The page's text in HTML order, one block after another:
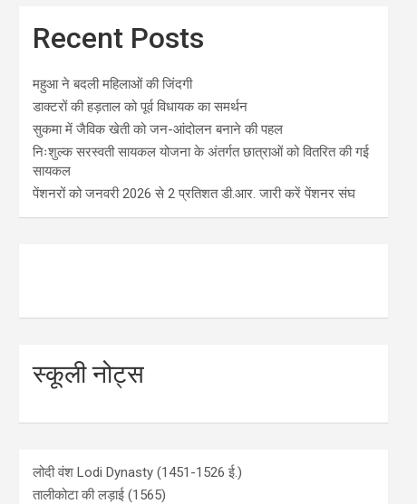
Recent Posts
महुआ ने बदली महिलाओं की जिंदगी
डाक्टरों की हड़ताल को पूर्व विधायक का समर्थन
सुकमा में जैविक खेती को जन-आंदोलन बनाने की पहल
निःशुल्क सरस्वती सायकल योजना के अंतर्गत छात्राओं को वितरित की गई
सायकल
पेंशनरों को जनवरी 2026 से 2 प्रतिशत डी.आर. जारी करें पेंशनर संघ
स्कूली नोट्स
लोदी वंश Lodi Dynasty (1451-1526 ई.)
तालीकोटा की लड़ाई (1565)